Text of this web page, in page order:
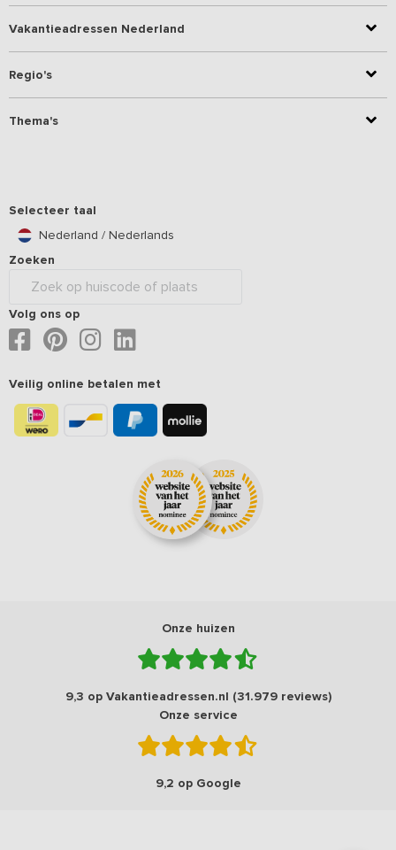
Vakantieadressen Nederland
Regio's
Thema's
Selecteer taal
Nederland / Nederlands
Zoeken
Volg ons op
Veilig online betalen met
Onze huizen
9,3 op Vakantieadressen.nl (31.979 reviews)
Onze service
9,2 op Google